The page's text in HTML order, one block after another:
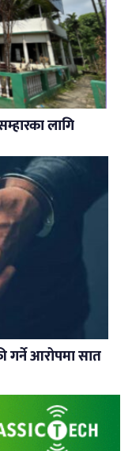
लागि
गर्ने आरोपमा सात